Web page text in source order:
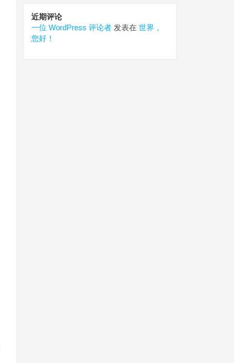
近期评论
一位 WordPress 评论者 发表在 世界，
您好！